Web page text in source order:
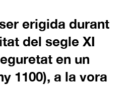
erigida durant
del segle XI
en un
1100), a la vora